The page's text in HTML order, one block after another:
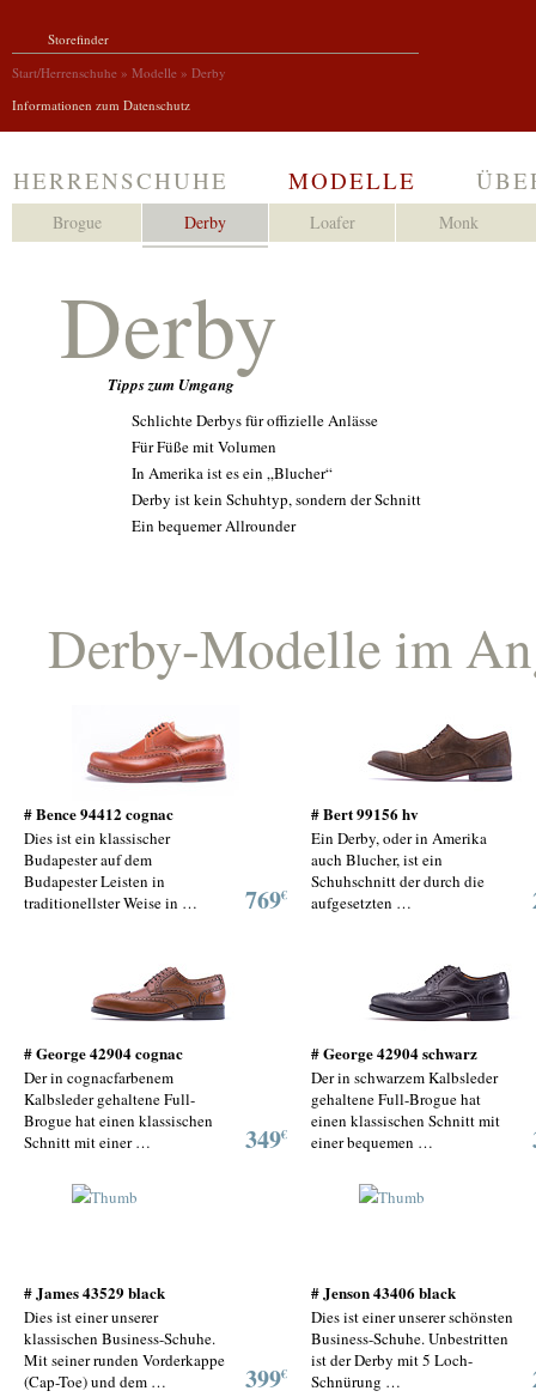
Storefinder
Start/Herrenschuhe » Modelle » Derby
Informationen zum Datenschutz
HERRENSCHUHE
Klassisch Extravagant Boots/Stiefel Casual
MODELLE
Brogue Derby Loafer Monk
Derby
Tipps zum Umgang
Schlichte Derbys für offizielle Anlässe
Für Füße mit Volumen
In Amerika ist es ein „Blucher“
Derby ist kein Schuhtyp, sondern der Schnitt
Ein bequemer Allrounder
Derby-Modelle im
# Bence 94412 cognac
Dies ist ein klassischer
Budapester auf dem
Budapester Leisten in
traditionellster Weise in …
769€
# Bert 99156 hv
Ein Derby, oder in Amerika
auch Blucher, ist ein
Schuhschnitt der durch die
aufgesetzten …
# George 42904 cognac
Der in cognacfarbenem
Kalbsleder gehaltene Full-
Brogue hat einen klassischen
Schnitt mit einer …
349€
# George 42904 schwarz
Der in schwarzem Kalbsleder
gehaltene Full-Brogue hat
einen klassischen Schnitt mit
einer bequemen …
# James 43529 black
Dies ist einer unserer
klassischen Business-Schuhe.
Mit seiner runden Vorderkappe
(Cap-Toe) und dem …
399€
# Jenson 43406 black
Dies ist einer unserer schönsten
Business-Schuhe. Unbestritten
ist der Derby mit 5 Loch-
Schnürung …